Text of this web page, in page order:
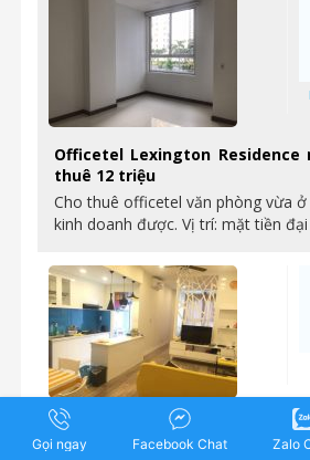
Officetel Lexington Residence
thuê 12 triệu
Cho thuê officetel văn phòng vừa
kinh doanh được. Vị trí: mặt tiền
Lexington Residence – cho
nội thất đầy đủ, tầng cao,
Gọi ngay Facebook Chat Zalo